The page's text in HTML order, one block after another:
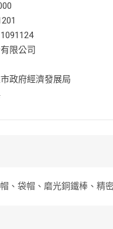
限公司
政府經濟發展局
、袋帽、磨光銅鐵棒、精